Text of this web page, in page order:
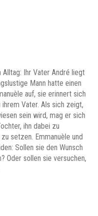
Alltag: Ihr Vater André liegt
Mann hatte einen
auf, sie erinnert sich
Vater. Als sich zeigt,
sein wird, mag er sich
ihn dabei zu
setzen. Emmanuèle und
Sollen sie den Wunsch
Oder sollen sie versuchen,